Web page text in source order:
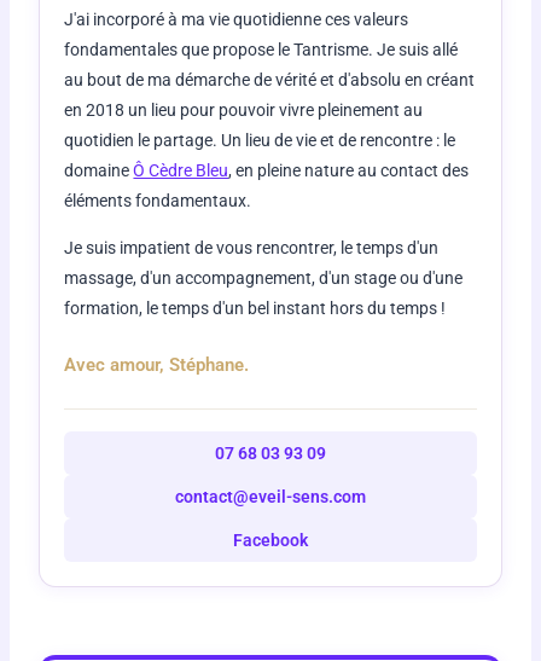
J'ai incorporé à ma vie quotidienne ces valeurs
fondamentales que propose le Tantrisme. Je suis allé
au bout de ma démarche de vérité et d'absolu en créant
en 2018 un lieu pour pouvoir vivre pleinement au
quotidien le partage. Un lieu de vie et de rencontre : le
domaineÔ Cèdre Bleu, en pleine nature au contact des
éléments fondamentaux.
Je suis impatient de vous rencontrer, le temps d'un
massage, d'un accompagnement, d'un stage ou d'une
formation, le temps d'un bel instant hors du temps !
Avec amour, Stéphane.
07 68 03 93 09
contact@eveil-sens.com
Facebook